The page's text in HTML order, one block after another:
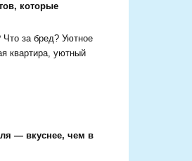
которые
за бред? Уютное
квартира, уютный
— вкуснее, чем в